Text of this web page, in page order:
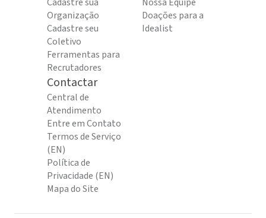
Organização
Cadastre seu
Coletivo
Ferramentas para
Recrutadores
Doações para a
Idealist
Contactar
Central de
Atendimento
Entre em Contato
Termos de Serviço
(EN)
Política de
Privacidade (EN)
Mapa do Site